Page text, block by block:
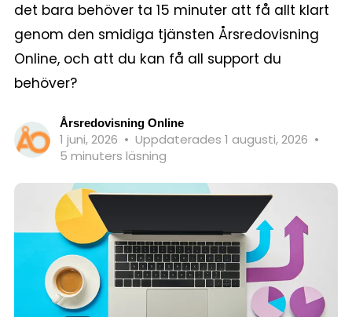
det bara behöver ta 15 minuter att få allt klart
genom den smidiga tjänsten Årsredovisning
Online, och att du kan få all support du
behöver?
Årsredovisning Online
1 juni, 2026 • Uppdaterades 1 augusti, 2026 •
5 minuters läsning